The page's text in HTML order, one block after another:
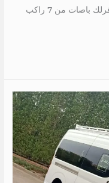
الحجز ودقه في الوقت والمواعيد كمان هتوفرلك باصات من 7 راكب